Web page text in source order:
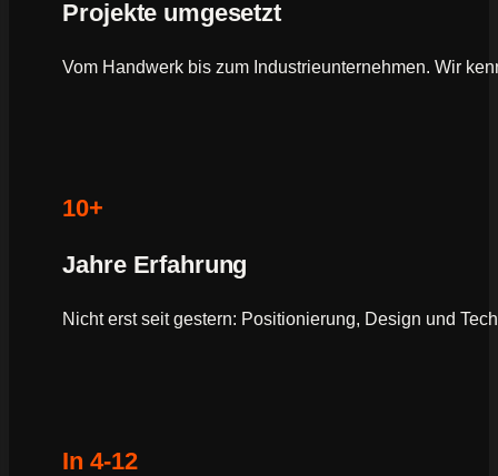
Projekte umgesetzt
Vom Handwerk bis zum Industrieunternehmen. Wir
10+
Jahre Erfahrung
Nicht erst seit gestern: Positionierung, Design und
In 4-12